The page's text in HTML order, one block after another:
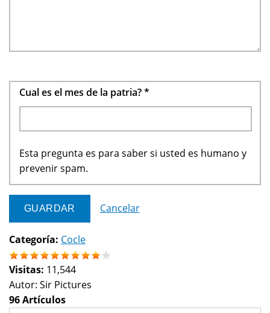
Cual es el mes de la patria?*
Esta pregunta es para saber si usted es humano y
prevenir spam.
Cancelar
Categoría: Cocle
Visitas: 11,544
Autor: Sir Pictures
96 Artículos